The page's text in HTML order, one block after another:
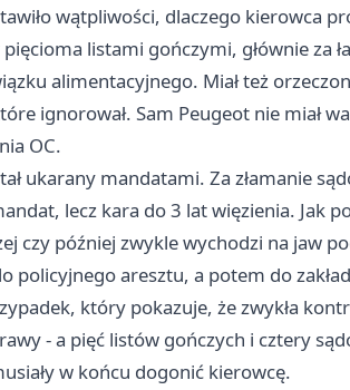
wątpliwości, dlaczego kierowca
listami gończymi, głównie za
alimentacyjnego. Miał też
ignorował. Sam Peugeot nie miał
OC.
ukarany mandatami. Za złamanie
lecz kara do 3 lat więzienia. Jak
czy później zwykle wychodzi na jaw
policyjnego aresztu, a potem do
który pokazuje, że zwykła
- a pięć listów gończych i cztery
w końcu dogonić kierowcę.